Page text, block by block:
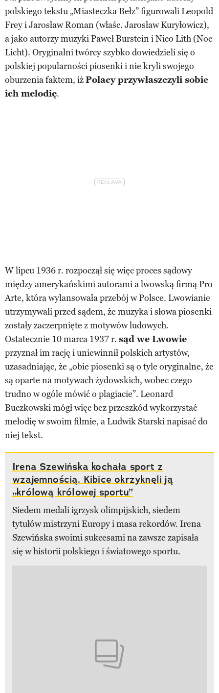
polskiego tekstu „Miasteczka Bełz” figurowali Leopold
Frey i Jarosław Roman (właśc. Jarosław Kuryłowicz),
a jako autorzy muzyki Paweł Burstein i Nico Lith (Noe
Licht). Oryginalni twórcy szybko dowiedzieli się o
polskiej popularności piosenki i nie kryli swojego
oburzenia faktem, iżPolacy przywłaszczyli sobie
ich melodię.
W lipcu 1936 r. rozpoczął się więc proces sądowy
między amerykańskimi autorami a lwowską firmą Pro
Arte, która wylansowała przebój w Polsce. Lwowianie
utrzymywali przed sądem, że muzyka i słowa piosenki
zostały zaczerpnięte z motywów ludowych.
Ostatecznie 10 marca 1937 r. sąd we Lwowie
przyznał im rację i uniewinnił polskich artystów,
uzasadniając, że „obie piosenki są o tyle oryginalne, że
są oparte na motywach żydowskich, wobec czego
trudno w ogóle mówić o plagiacie”. Leonard
Buczkowski mógł więc bez przeszkód wykorzystać
melodię w swoim filmie, a Ludwik Starski napisać do
niej tekst.
Irena Szewińska kochała sport z
wzajemnością. Kibice okrzyknęli ją
„królową królowej sportu”
Siedem medali igrzysk olimpijskich, siedem
tytułów mistrzyni Europy i masa rekordów. Irena
Szewińska swoimi sukcesami na zawsze zapisała
się w historii polskiego i światowego sportu.